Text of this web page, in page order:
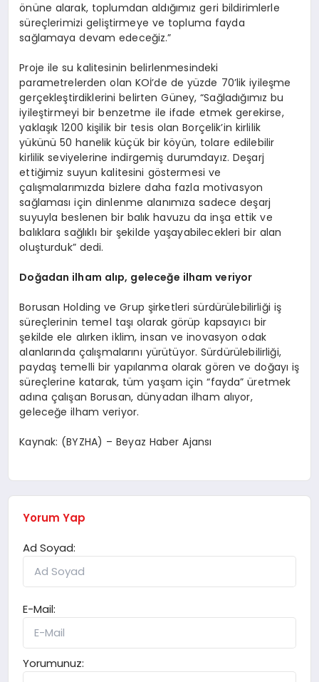
önüne alarak, toplumdan aldığımız geri bildirimlerle
süreçlerimizi geliştirmeye ve topluma fayda
sağlamaya devam edeceğiz.”
Proje ile su kalitesinin belirlenmesindeki
parametrelerden olan KOİ’de de yüzde 70’lik iyileşme
gerçekleştirdiklerini belirten Güney, “Sağladığımız bu
iyileştirmeyi bir benzetme ile ifade etmek gerekirse,
yaklaşık 1200 kişilik bir tesis olan Borçelik’in kirlilik
yükünü 50 hanelik küçük bir köyün, tolare edilebilir
kirlilik seviyelerine indirgemiş durumdayız. Deşarj
ettiğimiz suyun kalitesini göstermesi ve
çalışmalarımızda bizlere daha fazla motivasyon
sağlaması için dinlenme alanımıza sadece deşarj
suyuyla beslenen bir balık havuzu da inşa ettik ve
balıklara sağlıklı bir şekilde yaşayabilecekleri bir alan
oluşturduk” dedi.
Doğadan ilham alıp, geleceğe ilham veriyor
Borusan Holding ve Grup şirketleri sürdürülebilirliği iş
süreçlerinin temel taşı olarak görüp kapsayıcı bir
şekilde ele alırken iklim, insan ve inovasyon odak
alanlarında çalışmalarını yürütüyor. Sürdürülebilirliği,
paydaş temelli bir yapılanma olarak gören ve doğayı iş
süreçlerine katarak, tüm yaşam için “fayda” üretmek
adına çalışan Borusan, dünyadan ilham alıyor,
geleceğe ilham veriyor.
Kaynak: (BYZHA) – Beyaz Haber Ajansı
Yorum Yap
Ad Soyad:
E-Mail:
Yorumunuz: